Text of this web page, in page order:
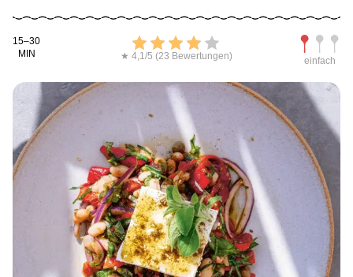
Kochdauer
15–30
MIN
Bewerten
★ 4,1/5 (23 Bewertungen) einfach